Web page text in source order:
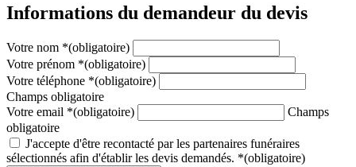
Informations du demandeur du devis
Votre nom *(obligatoire)
Votre prénom *(obligatoire)
Votre téléphone *(obligatoire)
Champs obligatoire
Votre email *(obligatoire)
Champs
obligatoire
J'accepte d'être recontacté par les partenaires funéraires
sélectionnés afin d'établir les devis demandés. *(obligatoire)